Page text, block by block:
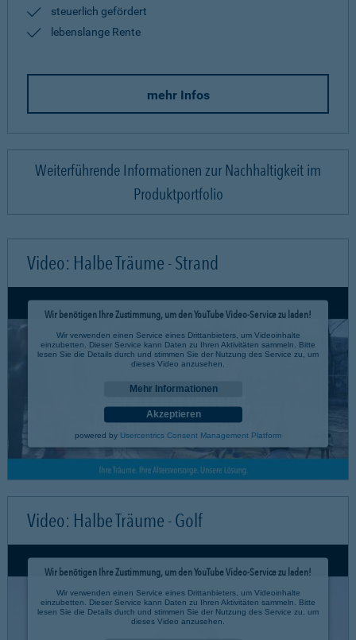
steuerlich gefördert
lebenslange Rente
mehr Infos
Weiterführende Informationen zur Nachhaltigkeit im
Produktportfolio
Video: Halbe Träume - Strand
Wir benötigen Ihre Zustimmung, um den YouTube Video-Service zu laden!
Wir verwenden einen Service eines Drittanbieters, um Videoinhalte
einzubetten. Dieser Service kann Daten zu Ihren Aktivitäten sammeln. Bitte
lesen Sie die Details durch und stimmen Sie der Nutzung des Service zu, um
dieses Video anzusehen.
Mehr Informationen
Akzeptieren
powered by Usercentrics Consent Management Platform
Video: Halbe Träume - Golf
Wir benötigen Ihre Zustimmung, um den YouTube Video-Service zu laden!
Wir verwenden einen Service eines Drittanbieters, um Videoinhalte
einzubetten. Dieser Service kann Daten zu Ihren Aktivitäten sammeln. Bitte
lesen Sie die Details durch und stimmen Sie der Nutzung des Service zu, um
dieses Video anzusehen.